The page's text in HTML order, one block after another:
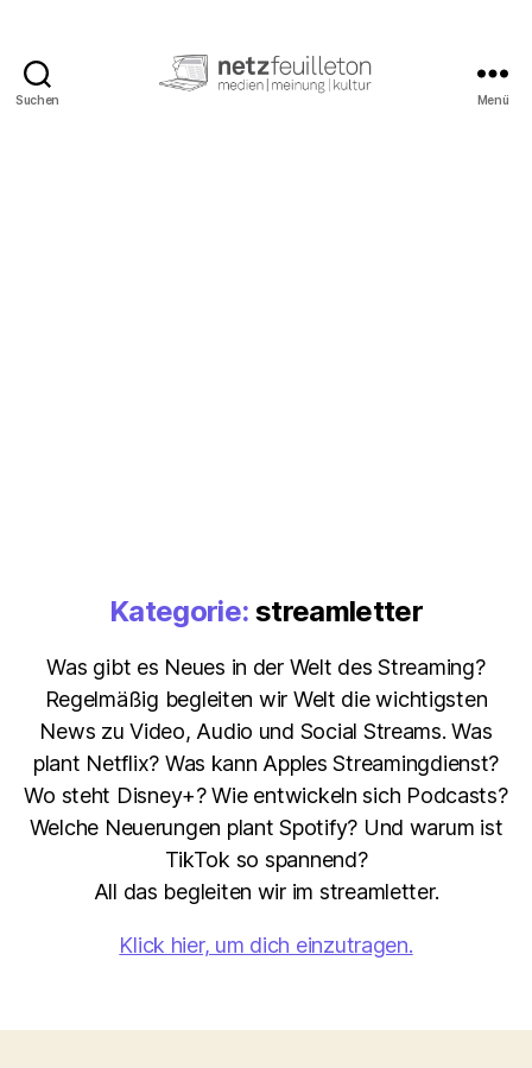
Suchen Menü
Kategorie: streamletter
Was gibt es Neues in der Welt des Streaming?
Regelmäßig begleiten wir Welt die wichtigsten
News zu Video, Audio und Social Streams. Was
plant Netflix? Was kann Apples Streamingdienst?
Wo steht Disney+? Wie entwickeln sich Podcasts?
Welche Neuerungen plant Spotify? Und warum ist
TikTok so spannend?
All das begleiten wir im streamletter.
Klick hier, um dich einzutragen.